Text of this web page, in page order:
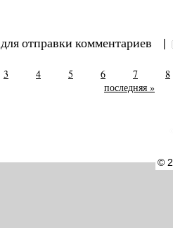
для отправки комментариев |
3 4 5 6 7
8
последняя »
©